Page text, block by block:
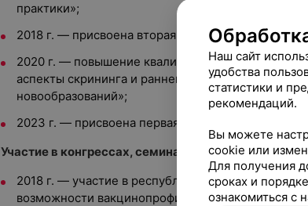
практики»;
2018 г. — присвоена вторая квалификационная
2020 г. — повышение квалификации по теме
аспекты скрининга и ранней диагностики
новообразований»;
2023 г. — присвоена первая квалификационная
Участие в конгрессах, семинарах, конференциях:
2018 г. — участие в республиканском семинаре
возможности вакцинопрофилактики
Наш сайт
удобства
статистики и
рекомендаций.
Вы можете
cookie или
Для получения
сроках и
ознакомиться с